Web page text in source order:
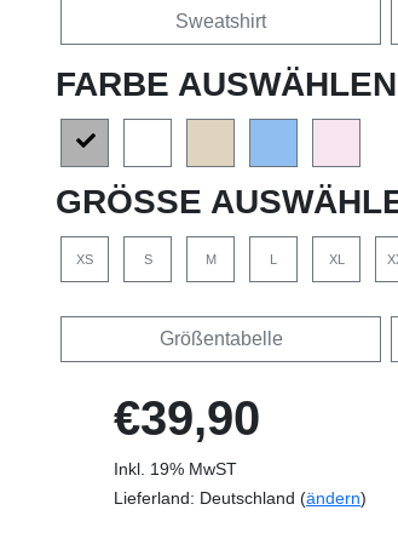
Sweatshirt
FARBE AUSWÄHLEN
GRÖSSE
XS S M L XL
Größentabelle
€39,90
Inkl. 19% MwST
Lieferland: Deutschland (ändern)